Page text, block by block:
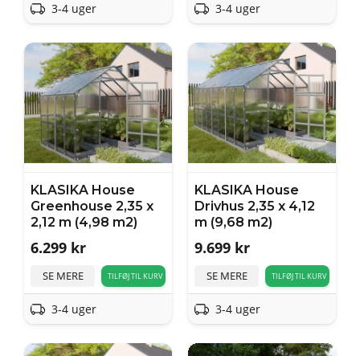
3-4 uger 3-4 uger
KLASIKA House
Greenhouse 2,35 x
2,12 m (4,98 m2)
6.299 kr
SE MERE TILFØJ TIL KURV
3-4 uger
KLASIKA House
Drivhus 2,35 x 4,12
m (9,68 m2)
9.699 kr
SE MERE TILFØJ TIL KURV
3-4 uger